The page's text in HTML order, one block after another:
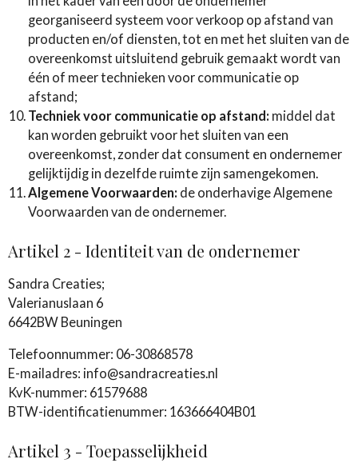
georganiseerd systeem voor verkoop op afstand van
producten en/of diensten, tot en met het sluiten van de
overeenkomst uitsluitend gebruik gemaakt wordt van
één of meer technieken voor communicatie op
afstand;
Techniek voor communicatie op afstand: middel dat
kan worden gebruikt voor het sluiten van een
overeenkomst, zonder dat consument en ondernemer
gelijktijdig in dezelfde ruimte zijn samengekomen.
Algemene Voorwaarden: de onderhavige Algemene
Voorwaarden van de ondernemer.
Artikel 2 - Identiteit van de ondernemer
Sandra Creaties;
Valerianuslaan 6
6642BW Beuningen
Telefoonnummer: 06-30868578
E-mailadres: info@sandracreaties.nl
KvK-nummer: 61579688
BTW-identificatienummer: 163666404B01
Artikel 3 - Toepasselijkheid